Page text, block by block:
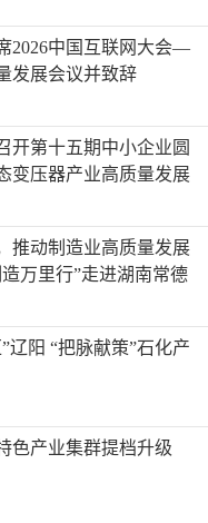
2026中国互联网大会—
发展会议并致辞
开第十五期中小企业圆
变压器产业高质量发展
推动制造业高质量发展
万里行”走进湖南常德
策”石化产
色产业集群提档升级